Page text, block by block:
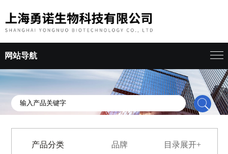
网站导航
产品分类 品牌 目录展开+